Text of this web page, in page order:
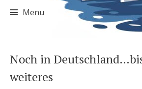
Menu
to
content
Noch in
weiteres